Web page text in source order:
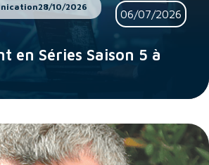
28/10/2026
06/07/2026
en Séries Saison 5 à